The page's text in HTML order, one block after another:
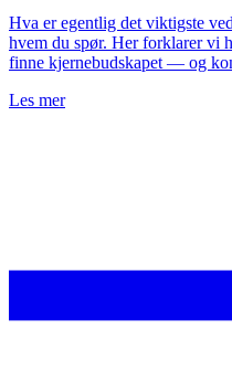
Hva er egentlig det viktigste
hvem du spør. Her forklarer vi
finne kjernebudskapet — og
Les mer